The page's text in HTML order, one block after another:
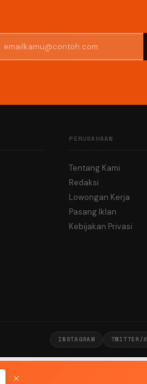
✕
PERUSAHAAN
Tentang Kami
Redaksi
Lowongan Kerja
Pasang Iklan
Kebijakan Privasi
INSTAGRAM TWITTER/X